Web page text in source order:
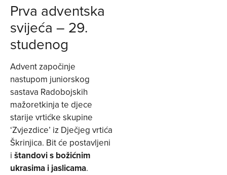
Prva adventska
svijeća – 29.
studenog
Advent započinje
nastupom juniorskog
sastava Radobojskih
mažoretkinja te djece
starije vrtićke skupine
‘Zvjezdice’ iz Dječjeg vrtića
Škrinjica. Bit će postavljeni
i štandovi s božićnim
ukrasima i jaslicama.